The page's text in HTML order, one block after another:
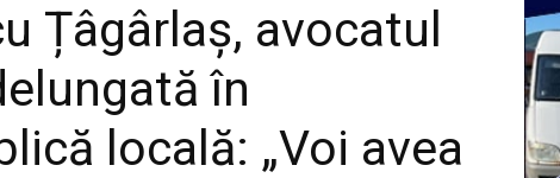
Țâgârlaș, avocatul
în
locală: „Voi avea